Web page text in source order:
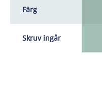
Färg
Skruv ingår